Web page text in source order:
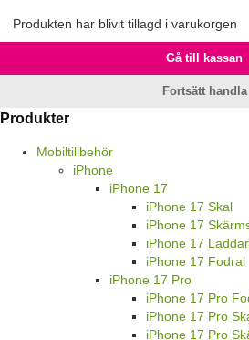
Produkten har blivit tillagd i varukorgen
Gå till kassan
Fortsätt handla
Produkter
Mobiltillbehör
iPhone
iPhone 17
iPhone 17 Skal
iPhone 17
iPhone 17
iPhone 17 Fodral
iPhone 17 Pro
iPhone 17 Pro
iPhone 17 Pro
iPhone 17 Pro